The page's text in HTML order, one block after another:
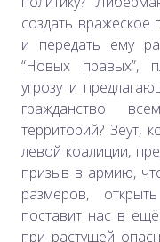
создать вражеское
и передать ему
“Новых правых”,
угрозу и
гражданство
территорий? Зеут,
левой коалиции,
призыв в армию,
размеров,
поставит нас в
при растущей